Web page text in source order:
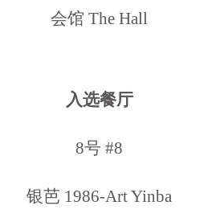
会馆 The Hall
入选餐厅
8号 #8
银芭 1986-Art Yinba